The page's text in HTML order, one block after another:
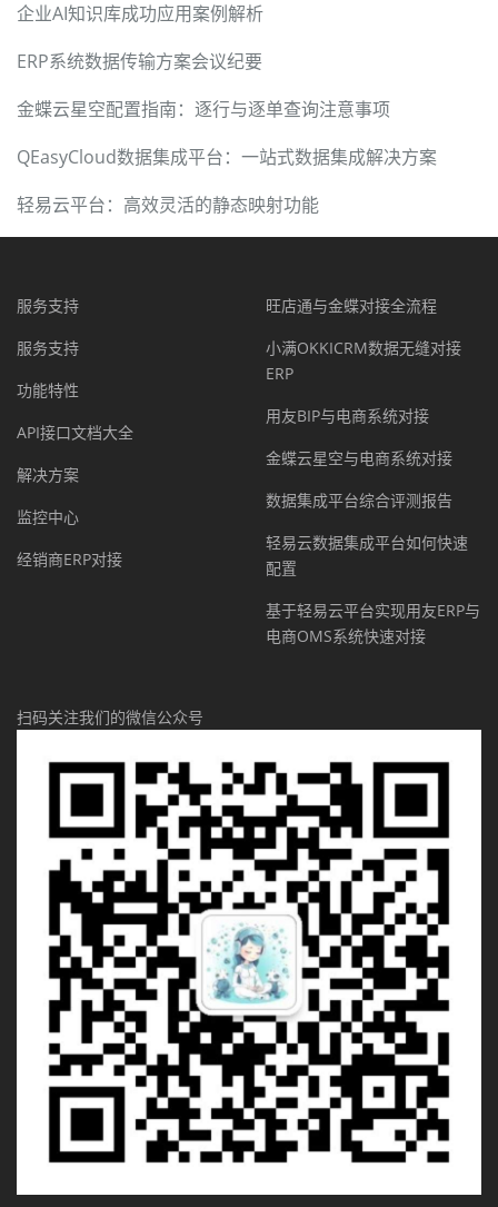
企业AI知识库成功应用案例解析
ERP系统数据传输方案会议纪要
金蝶云星空配置指南：逐行与逐单查询注意事项
QEasyCloud数据集成平台：一站式数据集成解决方案
轻易云平台：高效灵活的静态映射功能
服务支持
服务支持
功能特性
API接口文档大全
解决方案
监控中心
经销商ERP对接
旺店通与金蝶对接全流程
小满OKKICRM数据无缝对接
ERP
用友BIP与电商系统对接
金蝶云星空与电商系统对接
数据集成平台综合评测报告
轻易云数据集成平台如何快速
配置
基于轻易云平台实现用友ERP与
电商OMS系统快速对接
扫码关注我们的微信公众号